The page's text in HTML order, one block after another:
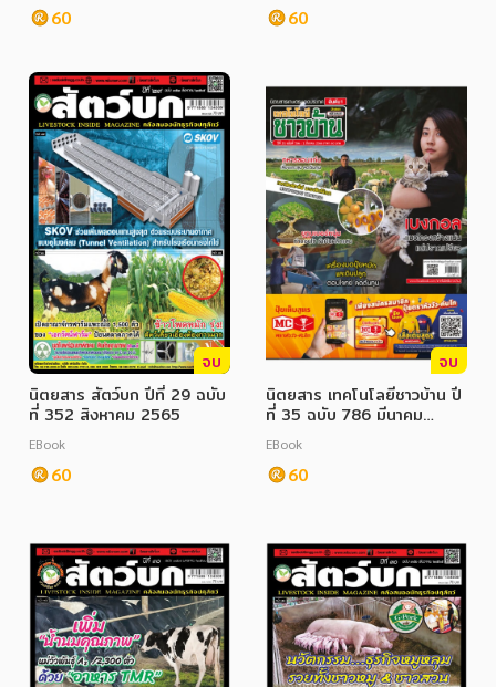
60 60
จบ
นิตยสาร สัตว์บก ปีที่ 29 ฉบับ
ที่ 352 สิงหาคม 2565
EBook
60
จบ
นิตยสาร เทคโนโลยีชาวบ้าน ปี
ที่ 35 ฉบับ 786 มีนาคม
2566
EBook
60